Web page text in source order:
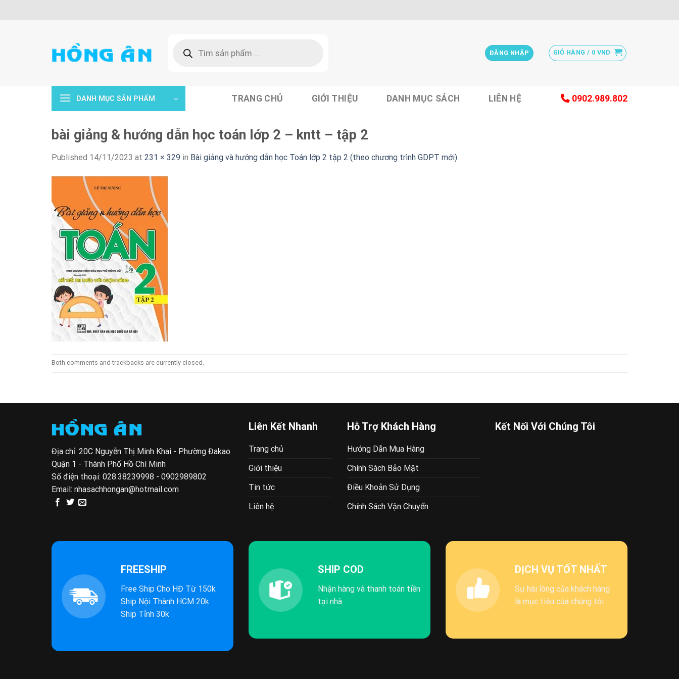
kiếm
ĐĂNG NHẬP GIỎ HÀNG / 0 VND
DANH MỤC SẢN PHẨM TRANG CHỦ GIỚI THIỆU DANH MỤC SÁCH LIÊN HỆ 0902.989.802
bài giảng & hướng dẫn học toán lớp 2 – kntt – tập 2
Published 14/11/2023 at 231 × 329 in Bài giảng và hướng dẫn học Toán lớp 2 tập 2 (theo chương trình GDPT mới)
Both comments and trackbacks are currently closed.
Địa chỉ: 20C Nguyễn Thị Minh Khai - Phường Đakao
Quận 1 - Thành Phố Hồ Chí Minh
Số điện thoại: 028.38239998 - 0902989802
Email: nhasachhongan@hotmail.com
Liên Kết Nhanh
Trang chủ
Giới thiệu
Tin tức
Liên hệ
Hỗ Trợ Khách Hàng
Hướng Dẫn Mua Hàng
Chính Sách Bảo Mật
Điều Khoản Sử Dụng
Chính Sách Vận Chuyển
Kết Nối Với Chúng Tôi
FREESHIP
Free Ship Cho HĐ Từ 150k
Ship Nội Thành HCM 20k
Ship Tỉnh 30k
SHIP COD
Nhận hàng và thanh toán tiền
tại nhà
DỊCH VỤ TỐT NHẤT
Sự hài lòng của khách hàng
là mục tiêu của chúng tôi